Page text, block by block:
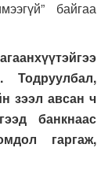
байгаа
Тодруулбал,
зээл авсан ч
банкнаас
гаргаж,